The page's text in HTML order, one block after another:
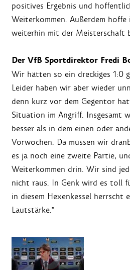
positives Ergebnis und
Weiterkommen. Außerdem
weiterhin mit der Meisterschaft
Der VfB Sportdirektor Fredi
Wir hätten so ein dreckiges 1:0
Leider haben wir aber wieder
denn kurz vor dem Gegentor
Situation im Angriff. Insgesamt
besser als in dem einen oder
Vorwochen. Da müssen wir
es ja noch eine zweite Partie,
Weiterkommen drin. Wir sind
nicht raus. In Genk wird es toll
in diesem Hexenkessel herrscht
Lautstärke."